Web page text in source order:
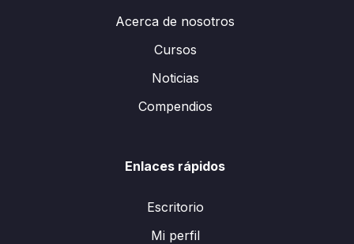
Acerca de nosotros
Cursos
Noticias
Compendios
Enlaces rápidos
Escritorio
Mi perfil